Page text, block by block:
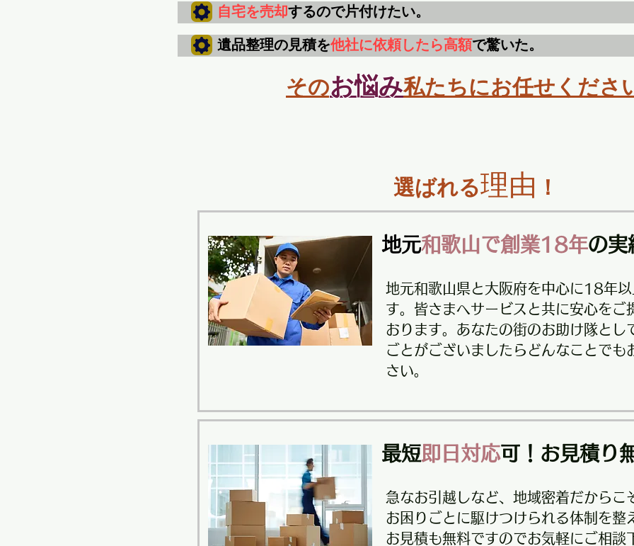
自宅を売却するので片付けたい。
遺品整理の見積を他社に依頼したら高額で驚いた。
そのお悩み私たちにお任せくださ
選ばれる理由 ！
地元和歌山で創業18年の実
地元和歌山県と大阪府を中心に18年
す。皆さまへサービスと共に安心をご
おります。あなたの街のお助け隊とし
ごとがございましたらどんなことでも
さい。
最短 即日対応可！お見積り
急なお引越しなど、地域密着だからこ
お困りごとに駆けつけられる体制を整
お見積も無料ですのでお気軽にご相談